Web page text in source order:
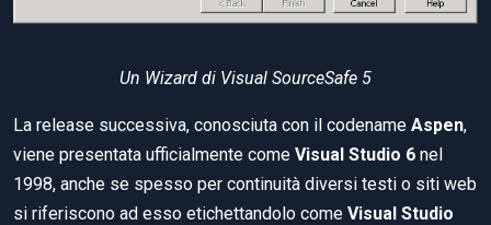
Un Wizard di Visual SourceSafe 5
La release successiva, conosciuta con il codename Aspen,
viene presentata ufficialmente come Visual Studio 6 nel
1998, anche se spesso per continuità diversi testi o siti web
si riferiscono ad esso etichettandolo come Visual Studio